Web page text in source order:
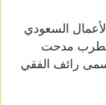
الأعمال السعودي
مدحت
رائف الفقي